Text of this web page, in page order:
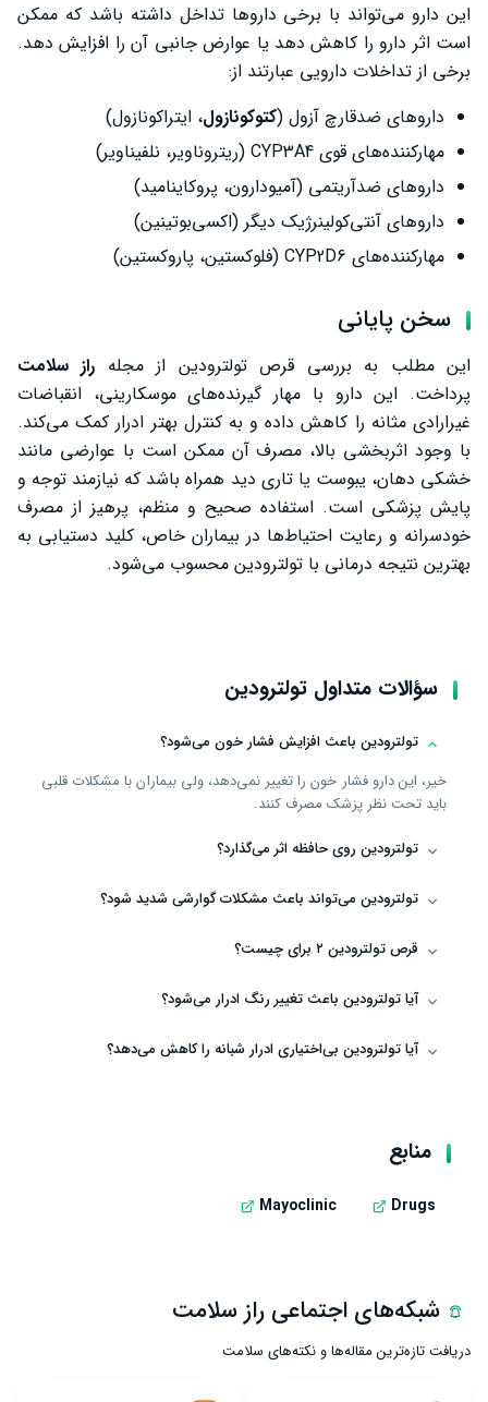
این دارو می‌تواند با برخی داروها تداخل داشته باشد که ممکن
است اثر دارو را کاهش دهد یا عوارض جانبی آن را افزایش دهد.
برخی از تداخلات دارویی عبارتند از:
داروهای ضدقارچ آزول (کتوکونازول، ایتراکونازول)
مهارکننده‌های قوی CYP3A4 (ریتروناویر، نلفیناویر)
داروهای ضدآریتمی (آمیودارون، پروکاینامید)
داروهای آنتی‌کولینرژیک دیگر (اکسی‌بوتینین)
مهارکننده‌های CYP2D6 (فلوکستین، پاروکستین)
سخن پایانی
این مطلب به بررسی قرص تولترودین از مجله راز سلامت
پرداخت. این دارو با مهار گیرنده‌های موسکارینی، انقباضات
غیرارادی مثانه را کاهش داده و به کنترل بهتر ادرار کمک می‌کند.
با وجود اثربخشی بالا، مصرف آن ممکن است با عوارضی مانند
خشکی دهان، یبوست یا تاری دید همراه باشد که نیازمند توجه و
پایش پزشکی است. استفاده صحیح و منظم، پرهیز از مصرف
خودسرانه و رعایت احتیاط‌ها در بیماران خاص، کلید دستیابی به
بهترین نتیجه درمانی با تولترودین محسوب می‌شود.
سؤالات متداول تولترودین
تولترودین باعث افزایش فشار خون می‌شود؟
خیر، این دارو فشار خون را تغییر نمی‌دهد، ولی بیماران با مشکلات قلبی
باید تحت نظر پزشک مصرف کنند.
تولترودین روی حافظه اثر می‌گذارد؟
تولترودین می‌تواند باعث مشکلات گوارشی شدید شود؟
قرص تولترودین ۲ برای چیست؟
آیا تولترودین باعث تغییر رنگ ادرار می‌شود؟
آیا تولترودین بی‌اختیاری ادرار شبانه را کاهش می‌دهد؟
منابع
Drugs
Mayoclinic
شبکه‌های اجتماعی راز سلامت
دریافت تازه‌ترین مقاله‌ها و نکته‌های سلامت